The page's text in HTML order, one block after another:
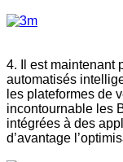
4. Il est maintenant
automatisés
les plateformes de
incontournable les
intégrées à des
d’avantage